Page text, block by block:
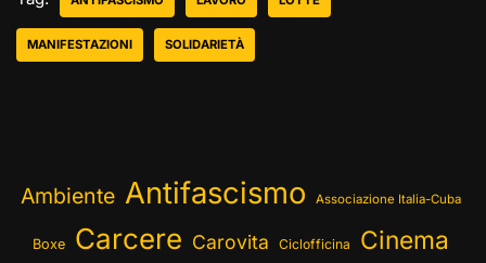
MANIFESTAZIONI SOLIDARIETÀ
Ambiente Antifascismo Associazione Italia-Cuba
Boxe Carcere Carovita Ciclofficina Cinema